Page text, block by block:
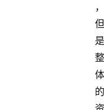
，
但
是
整
体
的